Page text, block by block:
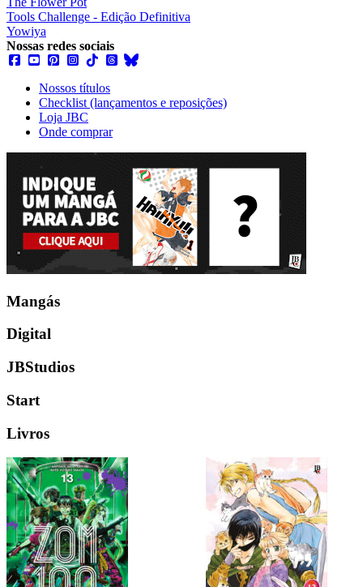
Tools Challenge - Edição Definitiva
Yowiya
Nossas redes sociais
Nossos títulos
Checklist (lançamentos e reposições)
Loja JBC
Onde comprar
Mangás
Digital
JBStudios
Start
Livros